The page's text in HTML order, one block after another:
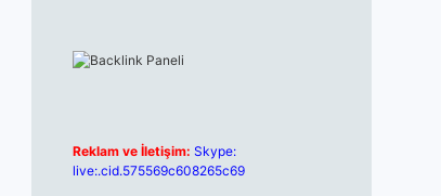
Reklam ve İletişim: Skype:
live:.cid.575569c608265c69